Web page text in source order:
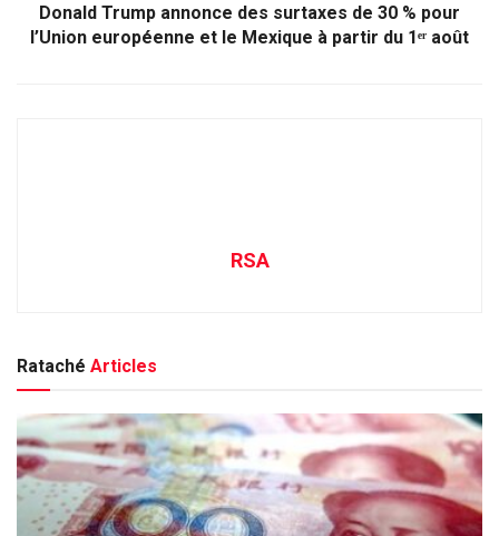
Donald Trump annonce des surtaxes de 30 % pour
l’Union européenne et le Mexique à partir du 1ᵉʳ août
RSA
Rataché Articles